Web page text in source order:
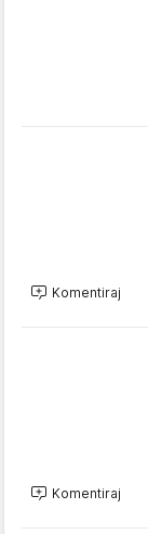
Komentiraj
Komentiraj